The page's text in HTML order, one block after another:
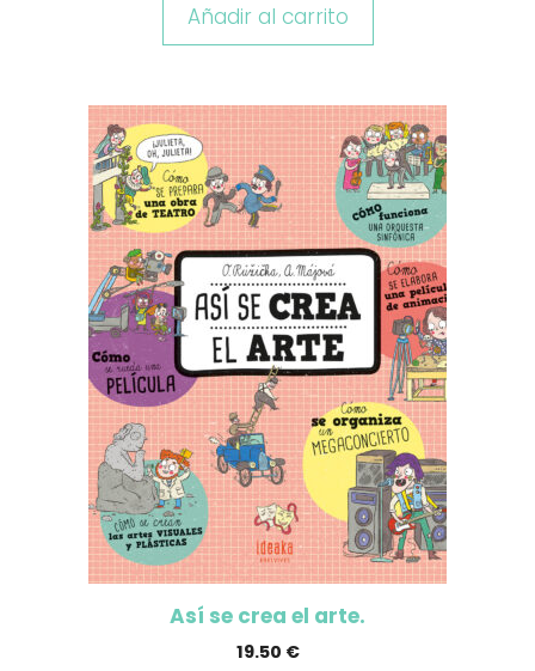
Añadir al carrito
Así se crea el arte.
19.50 €